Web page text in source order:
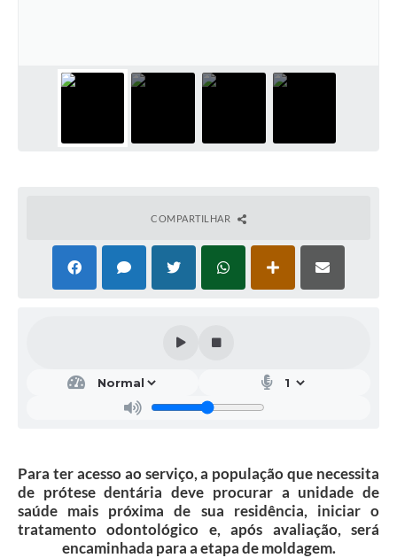
COMPARTILHAR
Para ter acesso ao serviço, a população que necessita
de prótese dentária deve procurar a unidade de
saúde mais próxima de sua residência, iniciar o
tratamento odontológico e, após avaliação, será
encaminhada para a etapa de moldagem.